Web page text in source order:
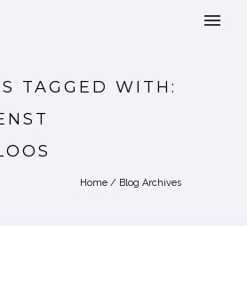
TAGGED WITH:
Home / Blog Archives